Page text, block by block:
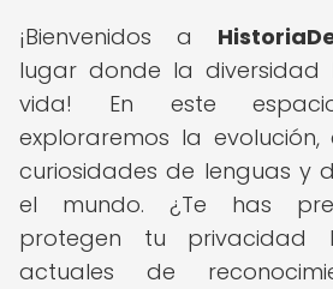
¡Bienvenidos a
lugar donde la diversidad
vida! En este
exploraremos la
curiosidades de lenguas y
el mundo. ¿Te has
protegen tu privacidad
actuales de